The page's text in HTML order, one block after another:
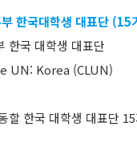
한국대학생 대표단
한국 대학생 대표단
UN: Korea (CLUN)
할 한국 대학생 대표단